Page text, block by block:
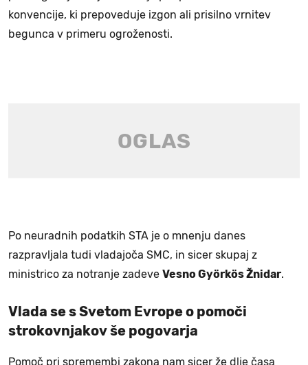
konvencije, ki prepoveduje izgon ali prisilno vrnitev
begunca v primeru ogroženosti.
Po neuradnih podatkih STA je o mnenju danes
razpravljala tudi vladajoča SMC, in sicer skupaj z
ministrico za notranje zadeve Vesno Györkös Žnidar.
Vlada se s Svetom Evrope o pomoči
strokovnjakov še pogovarja
Pomoč pri spremembi zakona nam sicer že dlje časa